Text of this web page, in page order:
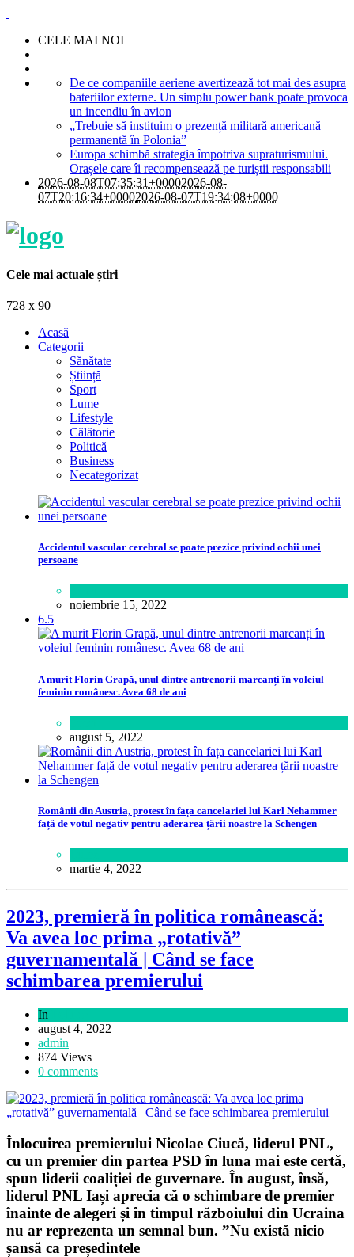
CELE MAI NOI
De ce companiile aeriene avertizează tot mai des asupra
bateriilor externe. Un simplu power bank poate provoca
un incendiu în avion
„Trebuie să instituim o prezență militară americană
permanentă în Polonia”
Europa schimbă strategia împotriva supraturismului.
Orașele care îi recompensează pe turiștii responsabili
2026-08-08T07:35:31+00002026-08-
07T20:16:34+00002026-08-07T19:34:08+0000
Cele mai actuale știri
728 x 90
Acasă
Categorii
Sănătate
Știință
Sport
Lume
Lifestyle
Călătorie
Politică
Business
Necategorizat
Accidentul vascular cerebral se poate prezice privind ochii unei
persoane
noiembrie 15, 2022
6.5
A murit Florin Grapă, unul dintre antrenorii marcanți în voleiul
feminin românesc. Avea 68 de ani
august 5, 2022
Românii din Austria, protest în fața cancelariei lui Karl Nehammer
față de votul negativ pentru aderarea țării noastre la Schengen
martie 4, 2022
2023, premieră în politica românească:
Va avea loc prima „rotativă”
guvernamentală | Când se face
schimbarea premierului
In
august 4, 2022
admin
874 Views
0 comments
Înlocuirea premierului Nicolae Ciucă, liderul PNL,
cu un premier din partea PSD în luna mai este certă,
spun liderii coaliției de guvernare. În august, însă,
liderul PNL Iași aprecia că o schimbare de premier
înainte de alegeri și în timpul războiului din Ucraina
nu ar reprezenta un semnal bun. ”Nu există nicio
șansă ca președintele